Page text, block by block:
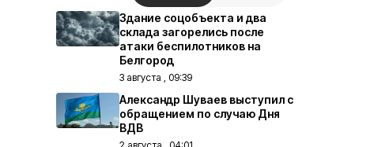
Здание соцобъекта и два
склада загорелись после
атаки беспилотников на
Белгород
3 августа , 09:39
Александр Шуваев выступил с
обращением по случаю Дня
ВДВ